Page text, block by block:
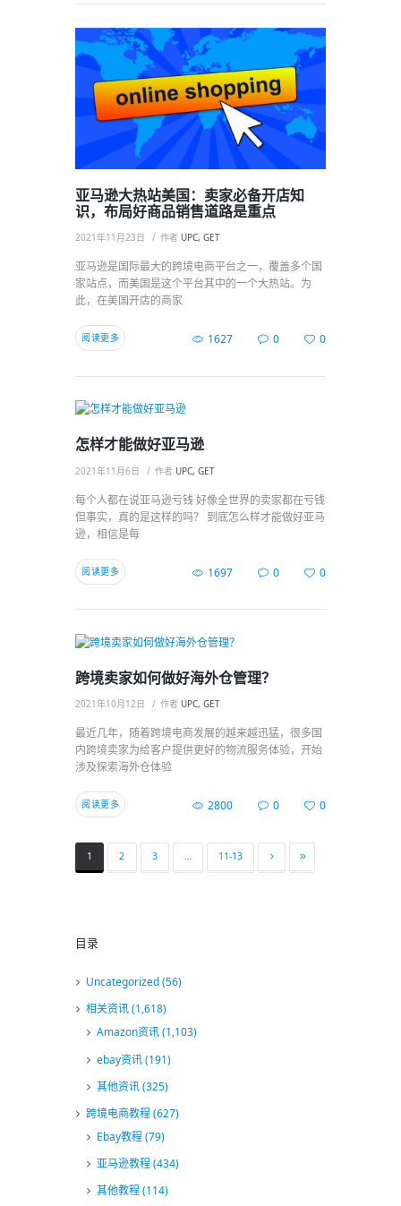
亚马逊大热站美国：卖家必备开店知
识，布局好商品销售道路是重点
2021年11月23日 作者 UPC, GET
亚马逊是国际最大的跨境电商平台之一，覆盖多个国
家站点，而美国是这个平台其中的一个大热站。为
此，在美国开店的商家
阅读更多 1627 0 0
怎样才能做好亚马逊
2021年11月6日 作者 UPC, GET
每个人都在说亚马逊亏钱 好像全世界的卖家都在亏钱
但事实，真的是这样的吗？ 到底怎么样才能做好亚马
逊，相信是每
阅读更多 1697 0 0
跨境卖家如何做好海外仓管理？
2021年10月12日 作者 UPC, GET
最近几年，随着跨境电商发展的越来越迅猛，很多国
内跨境卖家为给客户提供更好的物流服务体验，开始
涉及探索海外仓体验
阅读更多 2800 0 0
1 2 3 … 11-13
目录
Uncategorized(56)
相关资讯(1,618)
Amazon资讯(1,103)
ebay资讯(191)
其他资讯(325)
跨境电商教程(627)
Ebay教程(79)
亚马逊教程(434)
其他教程(114)